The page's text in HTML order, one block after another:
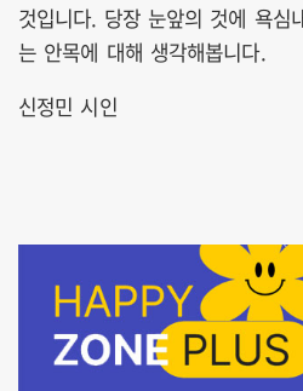
것입니다. 당장 눈앞의 것에 욕
는 안목에 대해 생각해봅니다.
신정민 시인